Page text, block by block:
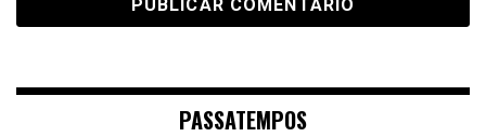
PASSATEMPOS